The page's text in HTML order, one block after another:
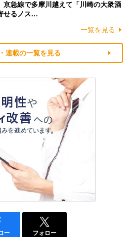
京急線で多摩川越えて「川崎の大衆酒
せるノス…
一覧を見る
連載の一覧を見る
ー フォロー